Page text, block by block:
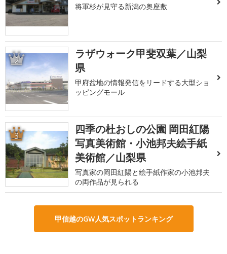
将軍杉が見守る新潟の奥座敷
2
ラザウォーク甲斐双葉／山梨
県
甲府盆地の情報発信をリードする大型ショ
ッピングモール
3
四季の杜おしの公園 岡田紅陽
写真美術館・小池邦夫絵手紙
美術館／山梨県
写真家の岡田紅陽と絵手紙作家の小池邦夫
の両作品が見られる
甲信越のGW人気スポットランキング